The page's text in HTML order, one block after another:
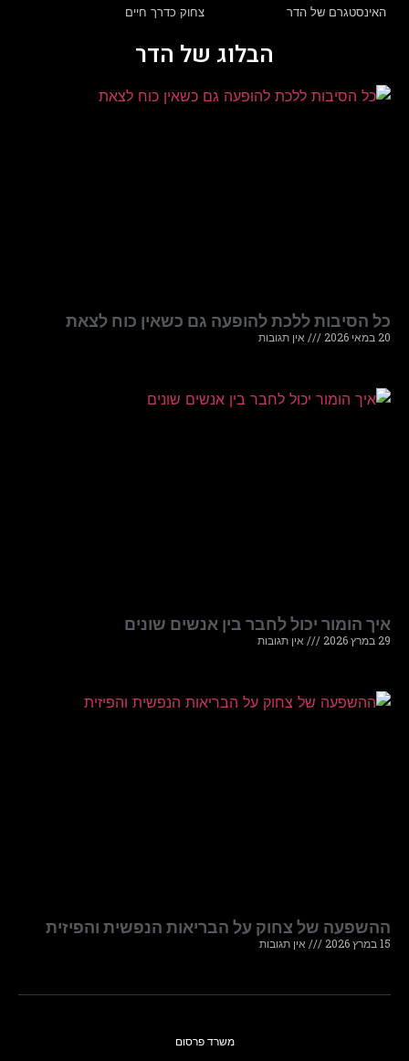
האינסטגרם של הדר
צחוק כדרך חיים
הבלוג של הדר
כל הסיבות ללכת להופעה גם כשאין כוח לצאת
20 במאי 2026 אין תגובות
איך הומור יכול לחבר בין אנשים שונים
29 במרץ 2026 אין תגובות
ההשפעה של צחוק על הבריאות הנפשית והפיזית
15 במרץ 2026 אין תגובות
משרד פרסום